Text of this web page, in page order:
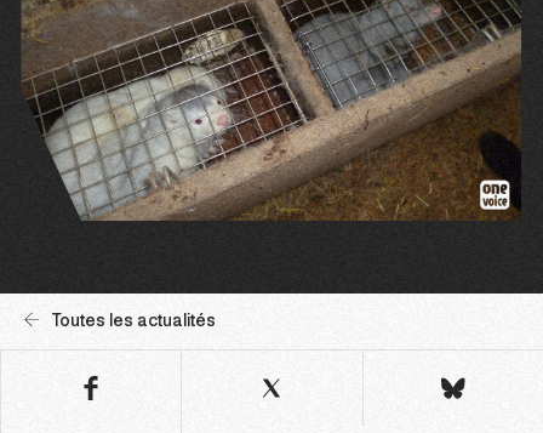
Toutes les actualités